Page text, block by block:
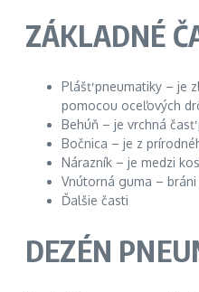
ZÁKLADNÉ
Plášť pneumatiky – je
pomocou oceľových
Behúň – je vrchná
Bočnica – je z
Nárazník – je medzi
Vnútorná guma –
Ďalšie časti
DEZÉN